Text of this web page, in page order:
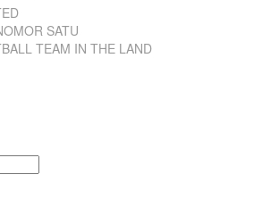
SATU
TEAM IN THE LAND